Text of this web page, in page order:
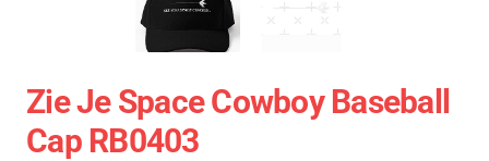
Zie Je Space Cowboy Baseball
Cap RB0403